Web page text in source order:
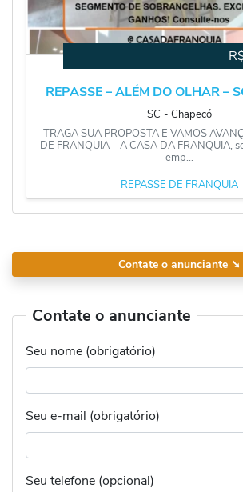
REPASSE – ALÉM DO OLHAR –
SC ‐ Chapecó
TRAGA SUA PROPOSTA E VAMOS
DE FRANQUIA – A CASA DA FRANQUIA,
emp...
REPASSE DE FRANQUIA
Contate o anunciante ➘
Contate o anunciante
Seu nome (obrigatório)
Seu e-mail (obrigatório)
Seu telefone (opcional)